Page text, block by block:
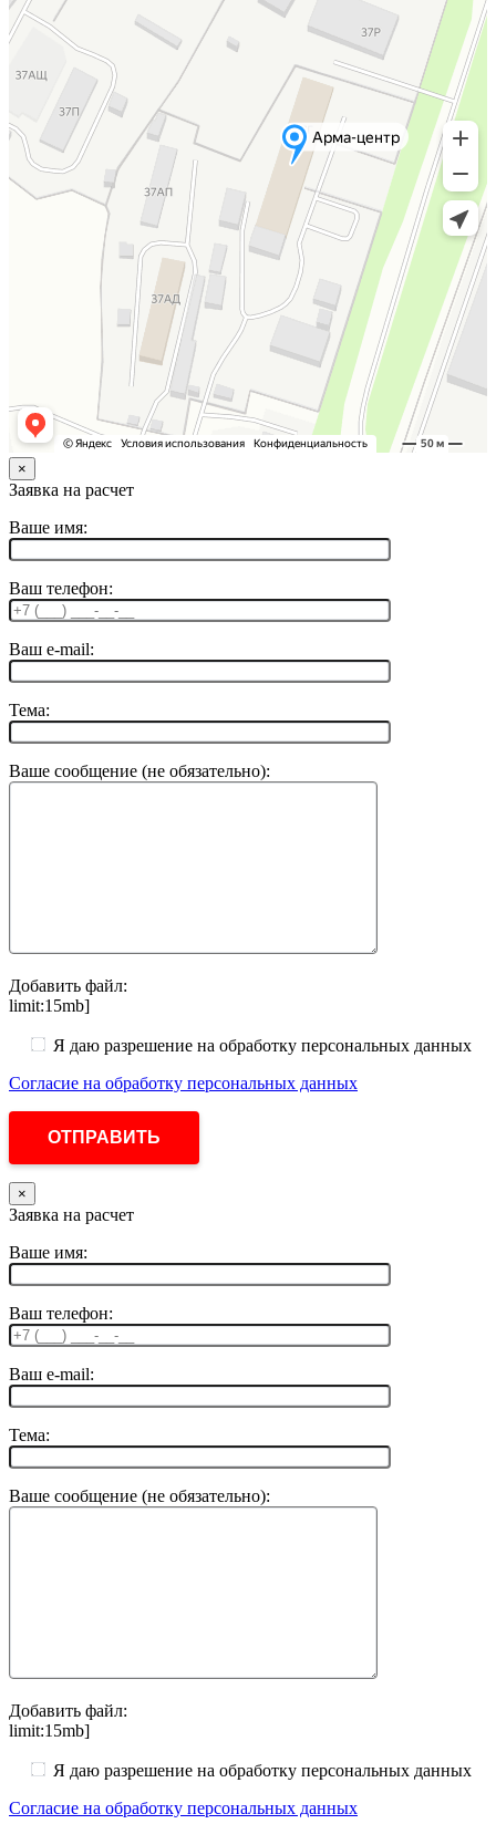
×
Заявка на расчет
Ваше имя:
Ваш телефон:
Ваш e-mail:
Тема:
Ваше сообщение (не обязательно):
Добавить файл:
limit:15mb]
Я даю разрешение на обработку персональных данных
Согласие на обработку персональных данных
×
Заявка на расчет
Ваше имя:
Ваш телефон:
Ваш e-mail:
Тема:
Ваше сообщение (не обязательно):
Добавить файл:
limit:15mb]
Я даю разрешение на обработку персональных данных
Согласие на обработку персональных данных